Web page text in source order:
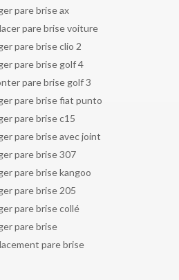
pare brise ax
pare brise voiture
pare brise clio 2
pare brise golf 4
pare brise golf 3
pare brise fiat punto
pare brise c15
pare brise avec joint
pare brise 307
pare brise kangoo
pare brise 205
pare brise collé
pare brise
pare brise